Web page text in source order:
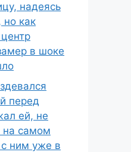
надеясь
но как
в шоке
перед
ей, не
на самом
с ним уже в